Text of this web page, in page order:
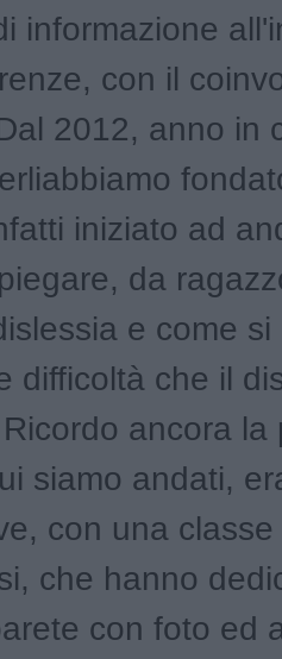
informazione
con il
2012, anno in
iniziato ad
da
e come
difficoltà che il
ancora la
siamo andati,
con una
che hanno
con foto ed